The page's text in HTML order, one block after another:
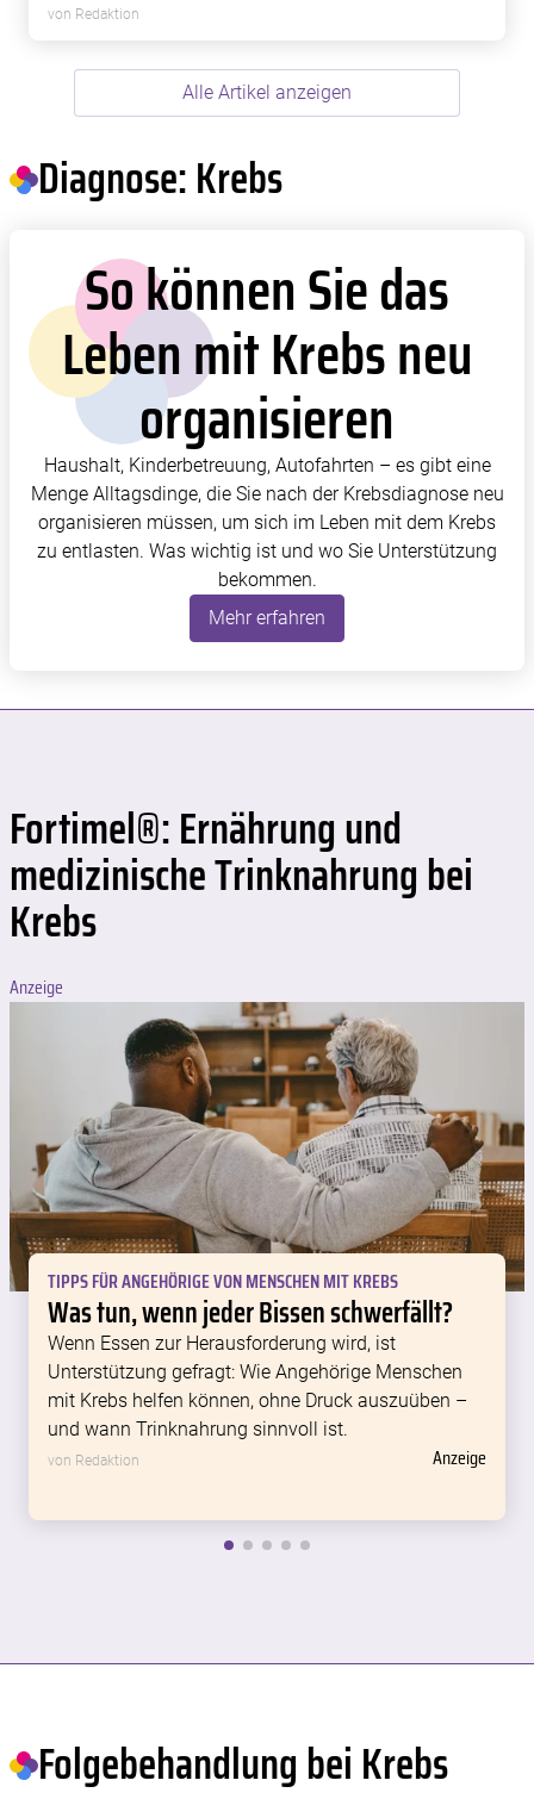
Therapie-Beschwerden lassen sich wirksam lindern
von Redaktion
Alle Artikel anzeigen
Diagnose: Krebs
So können Sie das
Leben mit Krebs neu
organisieren
Haushalt, Kinderbetreuung, Autofahrten – es gibt eine
Menge Alltagsdinge, die Sie nach der Krebsdiagnose neu
organisieren müssen, um sich im Leben mit dem Krebs
zu entlasten. Was wichtig ist und wo Sie Unterstützung
bekommen.
Mehr erfahren
Fortimel®: Ernährung und
medizinische Trinknahrung bei
Krebs
Anzeige
TIPPS FÜR ANGEHÖRIGE VON MENSCHEN MIT KREBS
Was tun, wenn jeder Bissen schwerfällt?
Wenn Essen zur Herausforderung wird, ist
Unterstützung gefragt: Wie Angehörige Menschen
mit Krebs helfen können, ohne Druck auszuüben –
und wann Trinknahrung sinnvoll ist.
von Redaktion Anzeige
Folgebehandlung bei Krebs